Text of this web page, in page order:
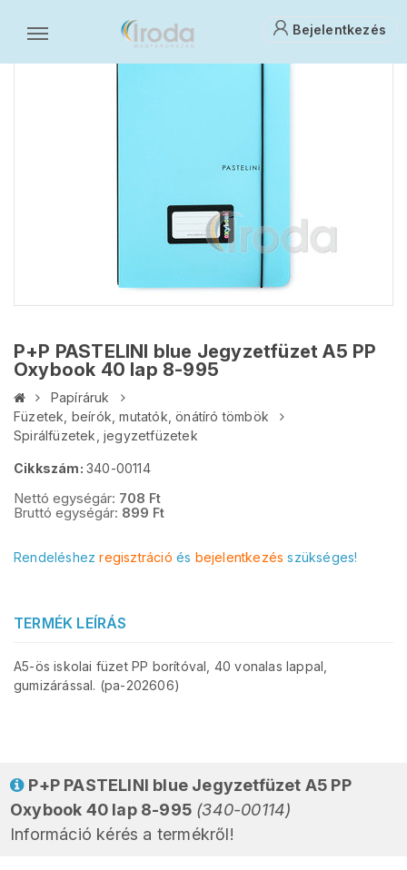
Bejelentkezés
P+P PASTELINI blue Jegyzetfüzet A5 PP
Oxybook 40 lap 8-995
Papíráruk
Füzetek, beírók, mutatók, önátíró tömbök
Spirálfüzetek, jegyzetfüzetek
Cikkszám: 340-00114
Nettó egységár: 708 Ft
Bruttó egységár: 899 Ft
Rendeléshezregisztráció és bejelentkezés szükséges!
TERMÉK LEÍRÁS
A5-ös iskolai füzet PP borítóval, 40 vonalas lappal,
gumizárással. (pa-202606)
P+P PASTELINI blue Jegyzetfüzet A5 PP
Oxybook 40 lap 8-995 (340-00114)
Információ kérés a termékről!